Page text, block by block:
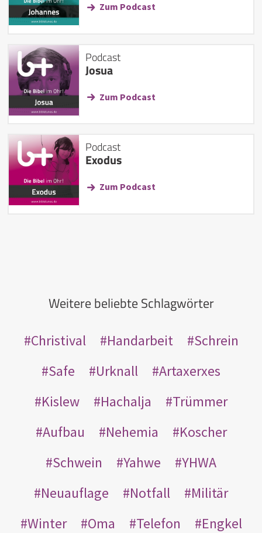
Zum Podcast
Podcast
Josua
Zum Podcast
Podcast
Exodus
Zum Podcast
Weitere beliebte Schlagwörter
Christival Handarbeit
Schrein
Safe
Urknall
Artaxerxes
Kislew
Hachalja
Trümmer
Aufbau
Nehemia
Koscher
Schwein
Yahwe
YHWA
Neuauflage
Notfall
Militär
Winter
Oma Telefon
Engkel